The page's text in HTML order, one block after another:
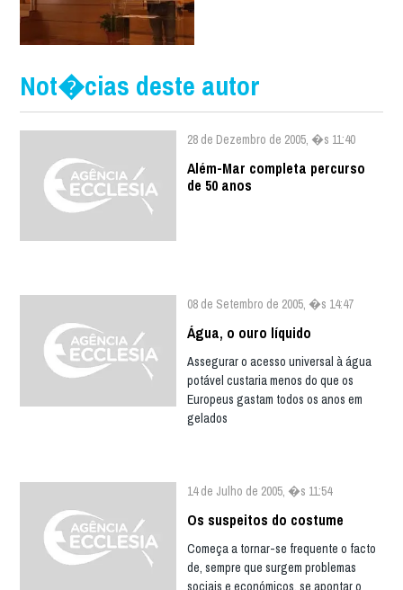
Not�cias deste autor
28 de Dezembro de 2005, �s 11:40
Além-Mar completa percurso
de 50 anos
08 de Setembro de 2005, �s 14:47
Água, o ouro líquido
Assegurar o acesso universal à água
potável custaria menos do que os
Europeus gastam todos os anos em
gelados
14 de Julho de 2005, �s 11:54
Os suspeitos do costume
Começa a tornar-se frequente o facto
de, sempre que surgem problemas
sociais e económicos, se apontar o